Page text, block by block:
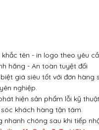
tên - in logo theo yêu
hãng - An toàn tuyệt đối
giá siêu tốt với đơn hàng
nghiệp.
hiện sản phẩm lỗi kỹ
khách hàng tận tâm.
nhanh chóng sau khi tiếp